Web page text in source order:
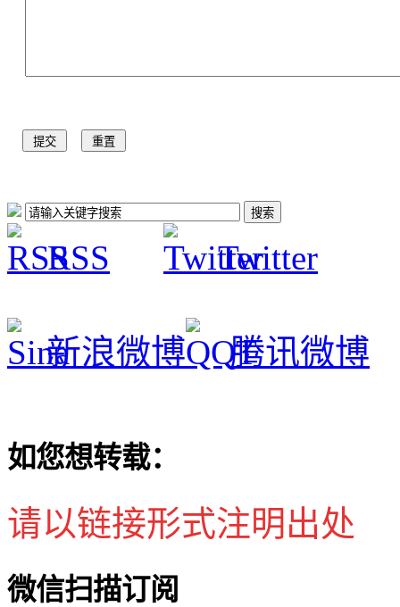
RSS Twitter
新浪微博 腾讯微博
如您想转载：
请以链接形式注明出处
微信扫描订阅